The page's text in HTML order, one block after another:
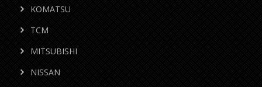
KOMATSU
TCM
MITSUBISHI
NISSAN